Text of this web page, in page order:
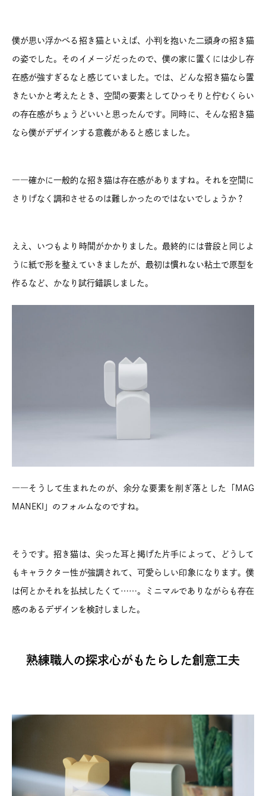
僕が思い浮かべる招き猫といえば、小判を抱いた二頭身の招き猫
の姿でした。そのイメージだったので、僕の家に置くには少し存
在感が強すぎるなと感じていました。では、どんな招き猫なら置
きたいかと考えたとき、空間の要素としてひっそりと佇むくらい
の存在感がちょうどいいと思ったんです。同時に、そんな招き猫
なら僕がデザインする意義があると感じました。
――確かに一般的な招き猫は存在感がありますね。それを空間に
さりげなく調和させるのは難しかったのではないでしょうか？
ええ、いつもより時間がかかりました。最終的には普段と同じよ
うに紙で形を整えていきましたが、最初は慣れない粘土で原型を
作るなど、かなり試行錯誤しました。
――そうして生まれたのが、余分な要素を削ぎ落とした「MAG
MANEKI」のフォルムなのですね。
そうです。招き猫は、尖った耳と掲げた片手によって、どうして
もキャラクター性が強調されて、可愛らしい印象になります。僕
は何とかそれを払拭したくて……。ミニマルでありながらも存在
感のあるデザインを検討しました。
熟練職人の探求心がもたらした創意工夫